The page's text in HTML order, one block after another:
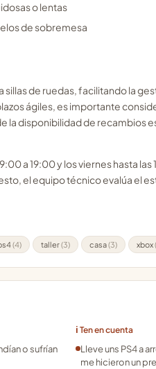
o lentas
de sobremesa
sillas de ruedas, facilitando la
ágiles, es importante
la disponibilidad de recambios
a 19:00 y los viernes hasta
el equipo técnico evalúa el
(4) taller(3) casa(3) xbox
o sufrían
ℹ️ Ten en cuenta
Lleve uns PS4 a
me hicieron un